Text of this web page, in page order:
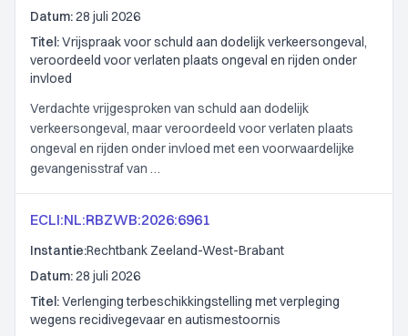
Datum:28 juli 2026
Titel:Vrijspraak voor schuld aan dodelijk verkeersongeval,
veroordeeld voor verlaten plaats ongeval en rijden onder
invloed
Verdachte vrijgesproken van schuld aan dodelijk
verkeersongeval, maar veroordeeld voor verlaten plaats
ongeval en rijden onder invloed met een voorwaardelijke
gevangenisstraf van …
ECLI:NL:RBZWB:2026:6961
Instantie:Rechtbank Zeeland-West-Brabant
Datum:28 juli 2026
Titel:Verlenging terbeschikkingstelling met verpleging
wegens recidivegevaar en autismestoornis